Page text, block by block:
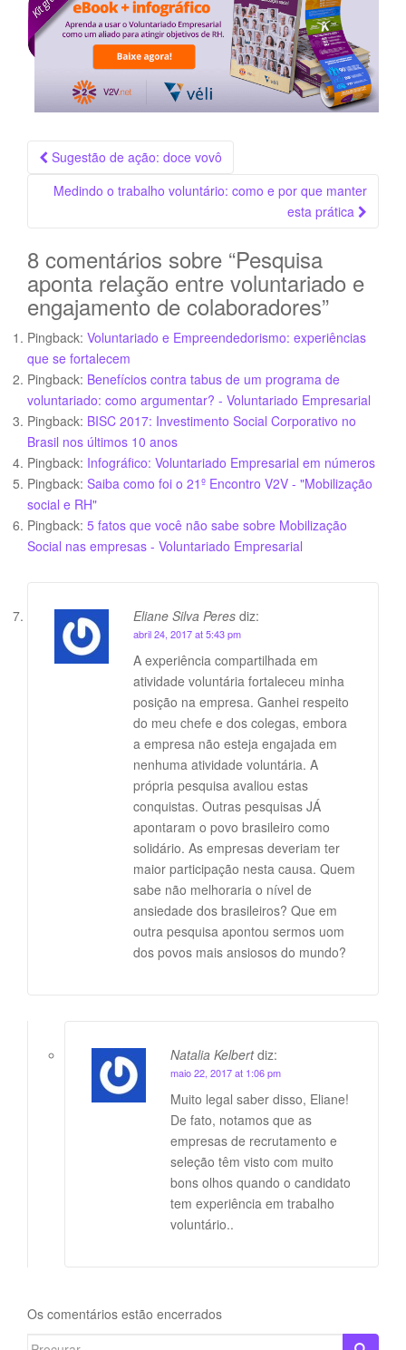
Navegação
da
Postagem
Sugestão de ação: doce vovô
Medindo o trabalho voluntário: como e por que manter
esta prática
8 comentários sobre “Pesquisa
aponta relação entre voluntariado e
engajamento de colaboradores”
Pingback: Voluntariado e Empreendedorismo: experiências
que se fortalecem
Pingback: Benefícios contra tabus de um programa de
voluntariado: como argumentar? - Voluntariado Empresarial
Pingback: BISC 2017: Investimento Social Corporativo no
Brasil nos últimos 10 anos
Pingback: Infográfico: Voluntariado Empresarial em números
Pingback: Saiba como foi o 21º Encontro V2V - "Mobilização
social e RH"
Pingback: 5 fatos que você não sabe sobre Mobilização
Social nas empresas - Voluntariado Empresarial
Eliane Silva Peres diz:
abril 24, 2017 at 5:43 pm
A experiência compartilhada em
atividade voluntária fortaleceu minha
posição na empresa. Ganhei respeito
do meu chefe e dos colegas, embora
a empresa não esteja engajada em
nenhuma atividade voluntária. A
própria pesquisa avaliou estas
conquistas. Outras pesquisas JÁ
apontaram o povo brasileiro como
solidário. As empresas deveriam ter
maior participação nesta causa. Quem
sabe não melhoraria o nível de
ansiedade dos brasileiros? Que em
outra pesquisa apontou sermos uom
dos povos mais ansiosos do mundo?
Natalia Kelbert diz:
maio 22, 2017 at 1:06 pm
Muito legal saber disso, Eliane!
De fato, notamos que as
empresas de recrutamento e
seleção têm visto com muito
bons olhos quando o candidato
tem experiência em trabalho
voluntário..
Os comentários estão encerrados
Search